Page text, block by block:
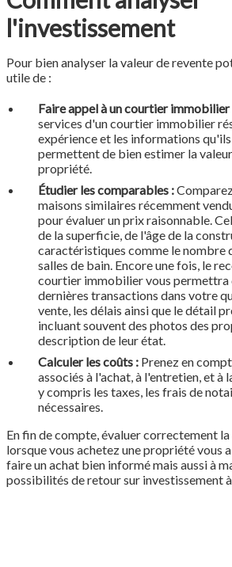
l'investissement
Pour bien analyser la valeur de revente
utile de :
Faire appel à un courtier immobilier
services d'un courtier immobilier
expérience et les informations
permettent de bien estimer la
propriété.
Étudier les comparables :
maisons similaires récemment
pour évaluer un prix raisonnable.
de la superficie, de l'âge de la
caractéristiques comme le nombre
salles de bain. Encore une fois, le
courtier immobilier vous permettra
dernières transactions dans votre
vente, les délais ainsi que le détail
incluant souvent des photos des
description de leur état.
Calculer les coûts : Prenez en
associés à l'achat, à l'entretien, et à
y compris les taxes, les frais de
nécessaires.
En fin de compte, évaluer correctement
lorsque vous achetez une propriété vous
faire un achat bien informé mais aussi à
possibilités de retour sur investissement